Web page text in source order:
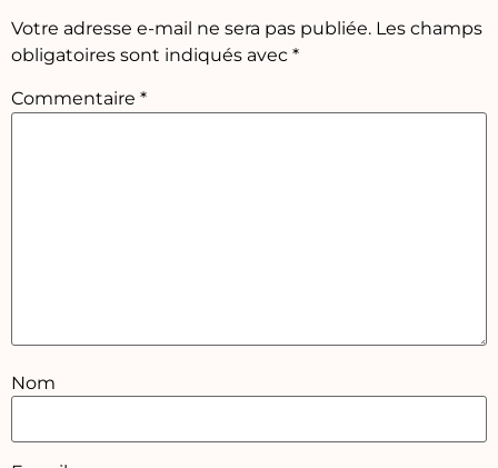
Votre adresse e-mail ne sera pas publiée. Les champs
obligatoires sont indiqués avec *
Commentaire *
Nom